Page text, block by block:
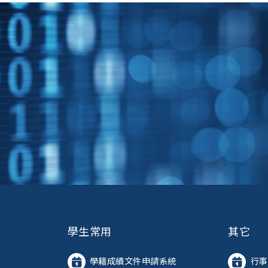
學生常用
學籍成績文件申請系統
其它
行